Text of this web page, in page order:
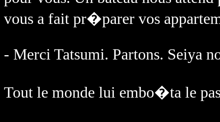
vous a fait pr�parer vos
- Merci Tatsumi. Partons. Seiya
Tout le monde lui embo�ta le